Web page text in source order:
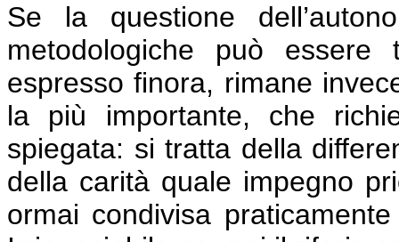
Se la questione
metodologiche può
espresso finora, rimane
la più importante, che
spiegata: si tratta della
della carità quale impegno
ormai condivisa